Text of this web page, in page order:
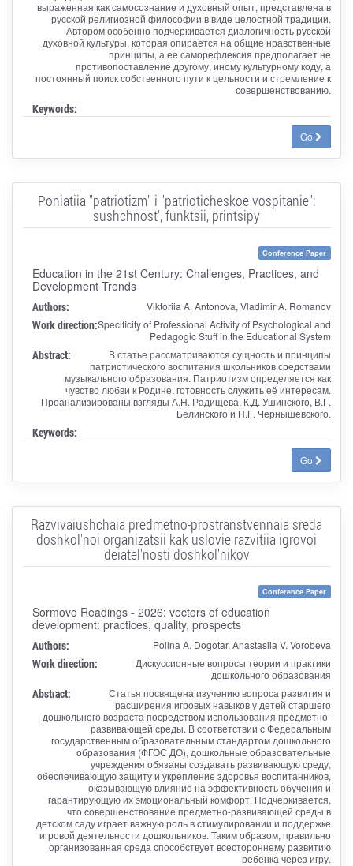
выраженная как самосознание и духовный опыт, представлена в
русской религиозной философии в виде целостной традиции.
Автором особенно подчеркивается диалогичность русской
духовной культуры, которая опирается на общие нравственные
принципы, а ее саморефлексия предполагает не
противопоставление другому, иному культурному коду, а
постоянный поиск собственного пути к цельности и стремление к
совершенствованию.
Keywords:
Go
Poniatiia "patriotizm" i "patrioticheskoe vospitanie":
sushchnost', funktsii, printsipy
Conference Paper
Education in the 21st Century: Challenges, Practices, and
Development Trends
Authors: Viktoriia A. Antonova, Vladimir A. Romanov
Work direction:Specificity of Professional Activity of Psychological and
Pedagogic Stuff in the Educational System
Abstract:
В статье рассматриваются сущность и принципы
патриотического воспитания школьников средствами
музыкального образования. Патриотизм определяется как
чувство любви к Родине, готовность служить её интересам.
Проанализированы взгляды А.Н. Радищева, К.Д. Ушинского, В.Г.
Белинского и Н.Г. Чернышевского.
Keywords:
Go
Razvivaiushchaia predmetno-prostranstvennaia sreda
doshkol'noi organizatsii kak uslovie razvitiia igrovoi
deiatel'nosti doshkol'nikov
Conference Paper
Sormovo Readings - 2026: vectors of education
development: practices, quality, prospects
Authors: Polina A. Dogotar, Anastasiia V. Vorobeva
Work direction:
Дискуссионные вопросы теории и практики
дошкольного образования
Abstract:
Статья посвящена изучению вопроса развития и
расширения игровых навыков у детей старшего
дошкольного возраста посредством использования предметно-
развивающей среды. В соответствии с Федеральным
государственным образовательным стандартом дошкольного
образования (ФГОС ДО), дошкольные образовательные
учреждения обязаны создавать развивающую среду,
обеспечивающую защиту и укрепление здоровья воспитанников,
оказывающую влияние на эффективность обучения и
гарантирующую их эмоциональный комфорт. Подчеркивается,
что совершенствование предметно-развивающей среды в
детском саду играет важную роль в стимулировании и поддержке
игровой деятельности дошкольников. Таким образом, правильно
организованная среда способствует всестороннему развитию
ребенка через игру.